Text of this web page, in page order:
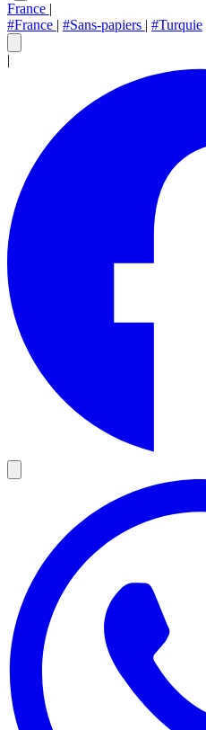
France |
#France | #Sans-papiers | #Turquie
|